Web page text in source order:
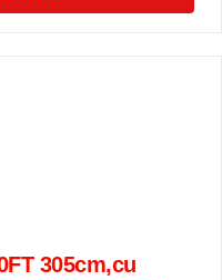
305cm,cu